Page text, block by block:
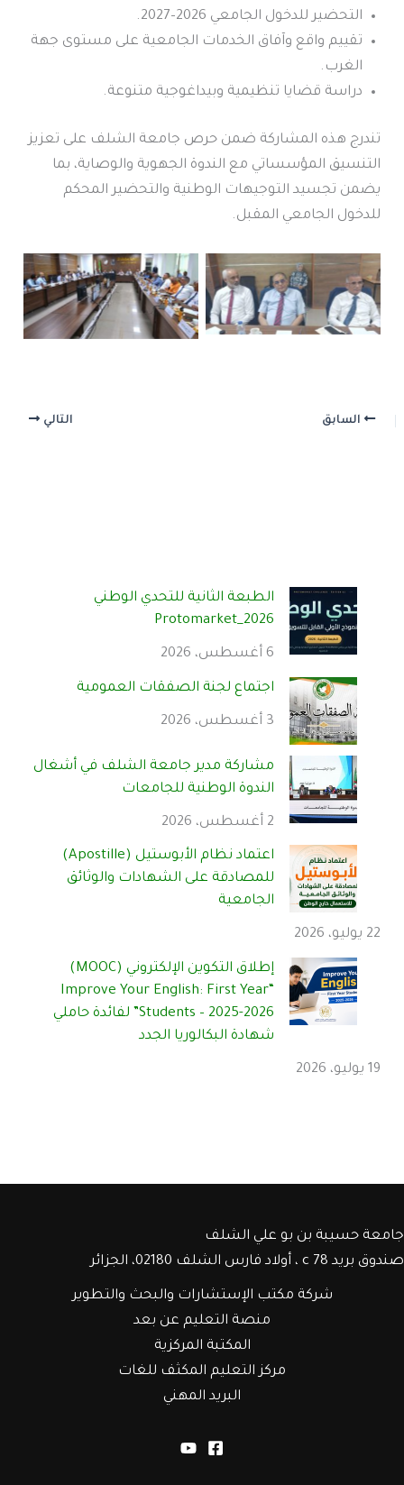
الطبعة الثانية للتحدي الوطني
Protomarket_2026
6 أغسطس، 2026
اجتماع لجنة الصفقات العمومية
3 أغسطس، 2026
مشاركة مدير جامعة الشلف في أشغال
الندوة الوطنية للجامعات
2 أغسطس، 2026
اعتماد نظام الأبوستيل (Apostille)
للمصادقة على الشهادات والوثائق
الجامعية
22 يوليو، 2026
إطلاق التكوين الإلكتروني (MOOC)
“Improve Your English: First Year
Students – 2025-2026” لفائدة حاملي
شهادة البكالوريا الجدد
19 يوليو، 2026
التحضير للدخول الجامعي 2026–2027.
تقييم واقع وآفاق الخدمات الجامعية على مستوى جهة
الغرب.
دراسة قضايا تنظيمية وبيداغوجية متنوعة.
تندرج هذه المشاركة ضمن حرص جامعة الشلف على تعزيز
التنسيق المؤسساتي مع الندوة الجهوية والوصاية، بما
يضمن تجسيد التوجيهات الوطنية والتحضير المحكم
للدخول الجامعي المقبل.
السابق التالي
جامعة حسيبة بن بو علي الشلف
صندوق بريد c 78 ، أولاد فارس الشلف 02180، الجزائر
شركة مكتب الإستشارات والبحث والتطوير
منصة التعليم عن بعد
المكتبة المركزية
مركز التعليم المكثف للغات
البريد المهني